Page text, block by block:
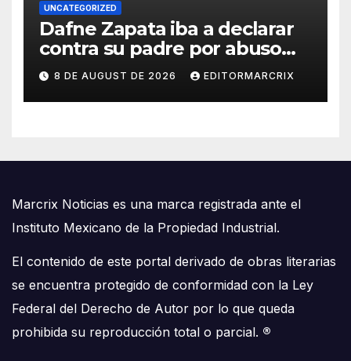
UNCATEGORIZED
Dafne Zapata iba a declarar
contra su padre por abuso
sexual
8 DE AUGUST DE 2026 EDITORMARCRIX
Marcrix Noticias es una marca registrada ante el
Instituto Mexicano de la Propiedad Industrial.
El contenido de este portal derivado de obras literarias
se encuentra protegido de conformidad con la Ley
Federal del Derecho de Autor por lo que queda
prohibida su reproducción total o parcial. ®